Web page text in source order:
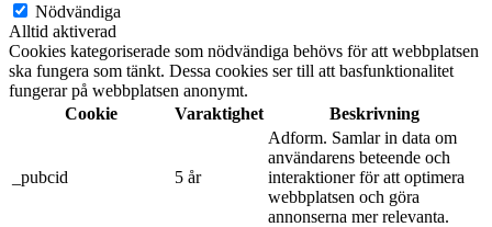
Nödvändiga
Alltid aktiverad
Cookies kategoriserade som nödvändiga behövs för att webbplatsen
ska fungera som tänkt. Dessa cookies ser till att basfunktionalitet
fungerar på webbplatsen anonymt.
Cookie
Varaktighet Beskrivning
_pubcid 5 år
Adform. Samlar in data om
användarens beteende och
interaktioner för att optimera
webbplatsen och göra
annonserna mer relevanta.